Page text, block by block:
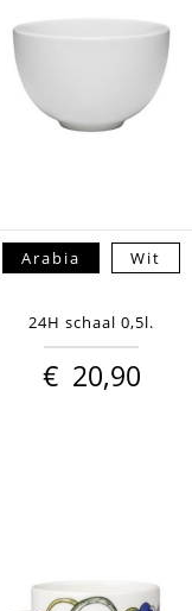
Arabia Wit
24H schaal 0,5l.
€ 20,90